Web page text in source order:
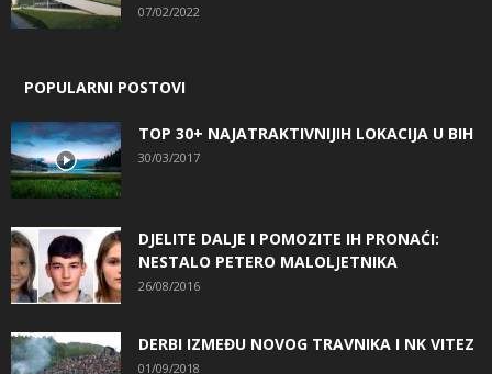
07/02/2022
POPULARNI POSTOVI
TOP 30+ NAJATRAKTIVNIJIH LOKACIJA U BIH
30/03/2017
DJELITE DALJE I POMOZITE IH PRONAĆI:
NESTALO PETERO MALOLJETNIKA
26/08/2016
DERBI IZMEĐU NOVOG TRAVNIKA I NK VITEZ
01/09/2018